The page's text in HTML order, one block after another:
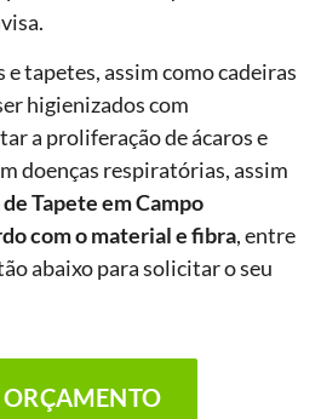
e tapetes, assim como cadeiras
higienizados com
a proliferação de ácaros e
doenças respiratórias, assim
Tapeteem Campo
com o material e fibra, entre
abaixo para solicitar o seu